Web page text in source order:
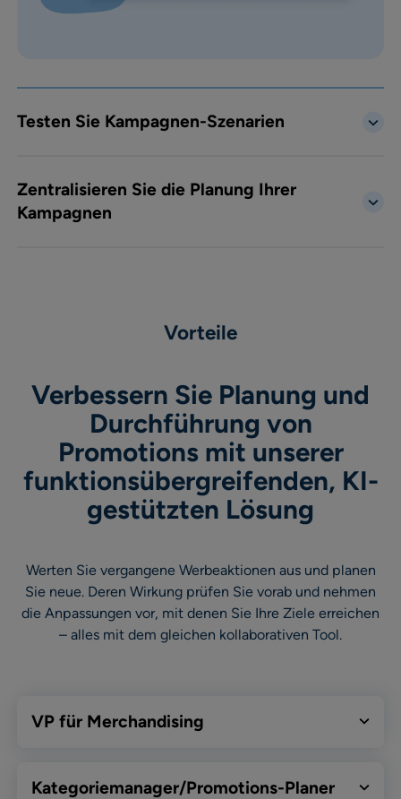
Testen Sie Kampagnen-Szenarien
Zentralisieren Sie die Planung Ihrer
Kampagnen
Vorteile
Verbessern Sie Planung und
Durchführung von
Promotions mit unserer
funktionsübergreifenden, KI-
gestützten Lösung
Werten Sie vergangene Werbeaktionen aus und planen
Sie neue. Deren Wirkung prüfen Sie vorab und nehmen
die Anpassungen vor, mit denen Sie Ihre Ziele erreichen
– alles mit dem gleichen kollaborativen Tool.
VP für Merchandising
Kategoriemanager/Promotions-Planer